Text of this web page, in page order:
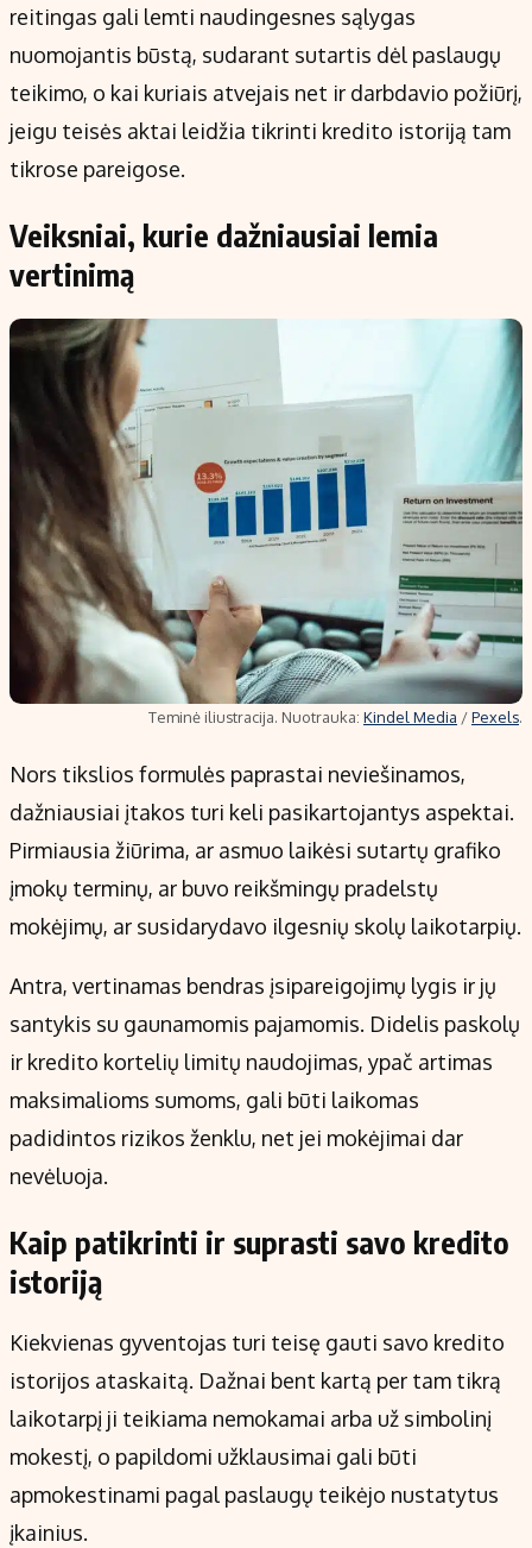
reitingas gali lemti naudingesnes sąlygas
nuomojantis būstą, sudarant sutartis dėl paslaugų
teikimo, o kai kuriais atvejais net ir darbdavio požiūrį,
jeigu teisės aktai leidžia tikrinti kredito istoriją tam
tikrose pareigose.
Veiksniai, kurie dažniausiai lemia
vertinimą
Teminė iliustracija. Nuotrauka: Kindel Media /Pexels.
Nors tikslios formulės paprastai neviešinamos,
dažniausiai įtakos turi keli pasikartojantys aspektai.
Pirmiausia žiūrima, ar asmuo laikėsi sutartų grafiko
įmokų terminų, ar buvo reikšmingų pradelstų
mokėjimų, ar susidarydavo ilgesnių skolų laikotarpių.
Antra, vertinamas bendras įsipareigojimų lygis ir jų
santykis su gaunamomis pajamomis. Didelis paskolų
ir kredito kortelių limitų naudojimas, ypač artimas
maksimalioms sumoms, gali būti laikomas
padidintos rizikos ženklu, net jei mokėjimai dar
nevėluoja.
Kaip patikrinti ir suprasti savo kredito
istoriją
Kiekvienas gyventojas turi teisę gauti savo kredito
istorijos ataskaitą. Dažnai bent kartą per tam tikrą
laikotarpį ji teikiama nemokamai arba už simbolinį
mokestį, o papildomi užklausimai gali būti
apmokestinami pagal paslaugų teikėjo nustatytus
įkainius.